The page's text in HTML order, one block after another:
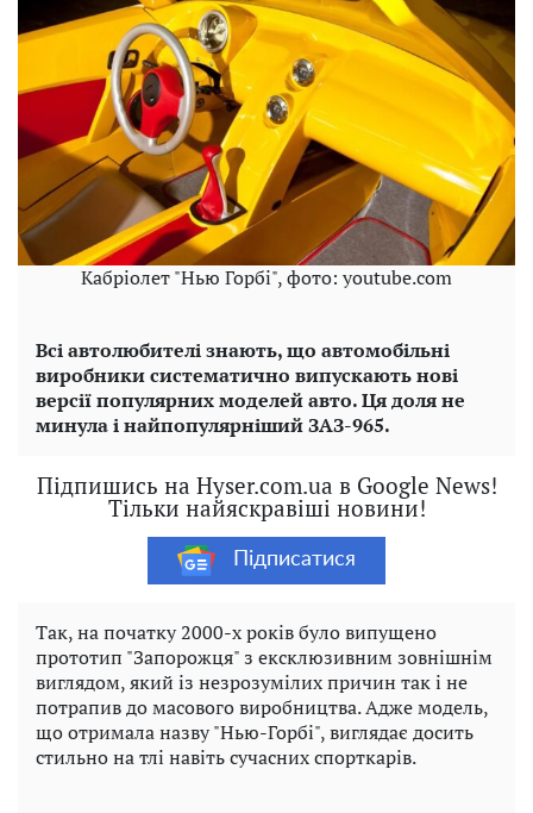
Кабріолет "Нью Горбі", фото: youtube.com
Всі автолюбителі знають, що автомобільні
виробники систематично випускають нові
версії популярних моделей авто. Ця доля не
минула і найпопулярніший ЗАЗ-965.
Підпишись на Hyser.com.ua в Google News!
Тільки найяскравіші новини!
Підписатися
Так, на початку 2000-х років було випущено
прототип "Запорожця" з ексклюзивним зовнішнім
виглядом, який із незрозумілих причин так і не
потрапив до масового виробництва. Адже модель,
що отримала назву "Нью-Горбі", виглядає досить
стильно на тлі навіть сучасних спорткарів.